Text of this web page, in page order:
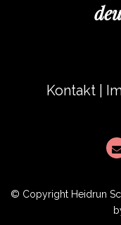
Kontakt
© Copyright Heidrun